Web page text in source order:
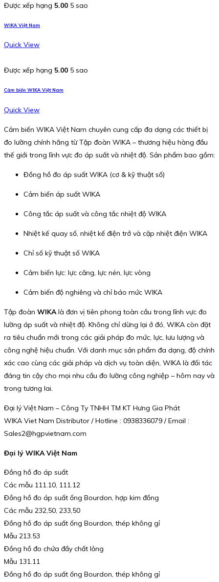
Được xếp hạng 5.00 5 sao
WIKA Việt Nam
Quick View
Được xếp hạng 5.00 5 sao
Cảm biến WIKA Việt Nam
Quick View
Cảm biến WIKA Việt Nam chuyên cung cấp đa dạng các thiết bị
đo lường chính hãng từ Tập đoàn WIKA – thương hiệu hàng đầu
thế giới trong lĩnh vực đo áp suất và nhiệt độ. Sản phẩm bao gồm:
Đồng hồ đo áp suất WIKA (cơ & kỹ thuật số)
Cảm biến áp suất WIKA
Công tắc áp suất và công tắc nhiệt độ WIKA
Nhiệt kế quay số, nhiệt kế điện trở và cặp nhiệt điện WIKA
Chỉ số kỹ thuật số WIKA
Cảm biến lực: lực căng, lực nén, lực vòng
Cảm biến độ nghiêng và chỉ báo mức WIKA
Tập đoàn WIKAlà đơn vị tiên phong toàn cầu trong lĩnh vực đo
lường áp suất và nhiệt độ. Không chỉ dừng lại ở đó, WIKA còn đặt
ra tiêu chuẩn mới trong các giải pháp đo mức, lực, lưu lượng và
công nghệ hiệu chuẩn. Với danh mục sản phẩm đa dạng, độ chính
xác cao cùng các giải pháp và dịch vụ toàn diện, WIKA là đối tác
đáng tin cậy cho mọi nhu cầu đo lường công nghiệp – hôm nay và
trong tương lai.
Đại lý Việt Nam – Công Ty TNHH TM KT Hưng Gia Phát
WIKA Viet Nam Distributor / Hotline : 0938336079 / Email :
Sales2@hgpvietnam.com
Đại lý WIKA Việt Nam
Đồng hồ đo áp suất
Các mẫu 111.10, 111.12
Đồng hồ đo áp suất ống Bourdon, hợp kim đồng
Các mẫu 232,50, 233,50
Đồng hồ đo áp suất ống Bourdon, thép không gỉ
Mẫu 213.53
Đồng hồ đo chứa đầy chất lỏng
Mẫu 131.11
Đồng hồ đo áp suất ống Bourdon, thép không gỉ